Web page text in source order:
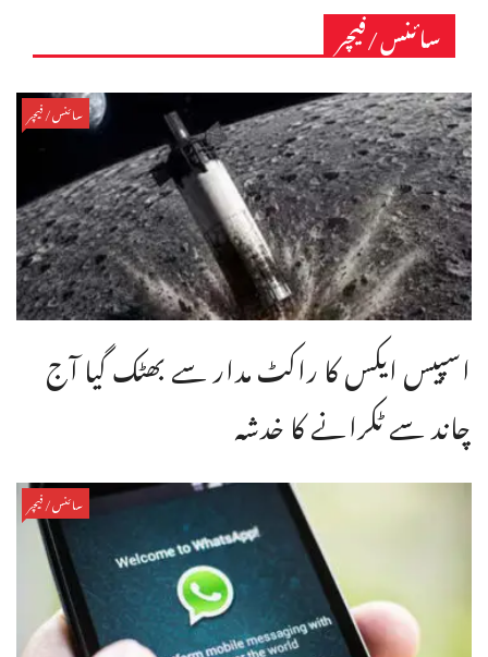
سائنس/فیچر
سائنس/فیچر
اسپیس ایکس کا راکٹ مدار سے بھٹک گیا آج
چاند سے ٹکرانے کا خدشہ
سائنس/فیچر